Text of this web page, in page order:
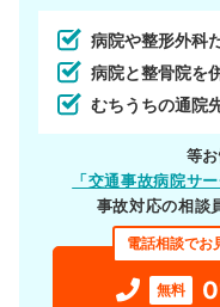
病院や整形外科
病院と整骨院を
むちうちの通院
等
「交通事故病院サ
事故対応の相談
電話相談で
無料